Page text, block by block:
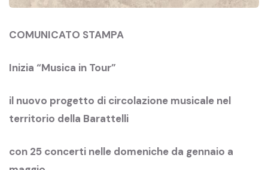
COMUNICATO STAMPA
Inizia “Musica in Tour”
il nuovo progetto di circolazione musicale nel
territorio della Barattelli
con 25 concerti nelle domeniche da gennaio a